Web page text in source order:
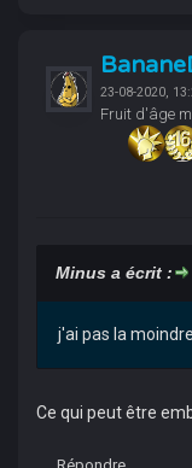
23-08-2020,
Fruit d'âge
Minus a écrit :
j'ai pas la
Ce qui peut être